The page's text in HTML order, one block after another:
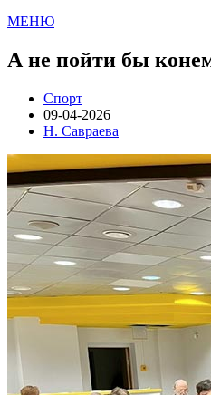
МЕНЮ
А не пойти бы
Спорт
09-04-2026
Н. Савраева